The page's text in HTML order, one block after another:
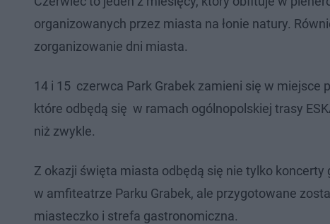
organizowanych przez miasta na łonie natury.
zorganizowanie dni miasta.
14 i 15 czerwca Park Grabek zamieni się w miejsce
które odbędą się w ramach ogólnopolskiej trasy
niż zwykle.
Z okazji święta miasta odbędą się nie tylko
w amfiteatrze Parku Grabek, ale przygotowane
miasteczko i strefa gastronomiczna.